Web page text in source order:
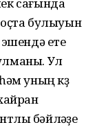
булыуын
ете
Ул
уның күҙ
бәйләүҙе